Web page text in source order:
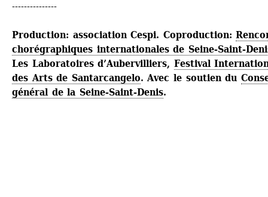
---------------
Production: association Cespi. Coproduction:
chorégraphiques internationales de Seine-Saint-
Les Laboratoires d’Aubervilliers, Festival
des Arts de Santarcangelo. Avec le soutien du
général de la Seine-Saint-Denis.